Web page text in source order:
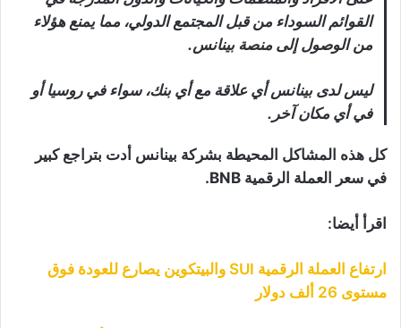
القوائم السوداء من قبل المجتمع الدولي، مما يمنع هؤلاء
من الوصول إلى منصة بينانس.
ليس لدى بينانس أي علاقة مع أي بنك، سواء في روسيا أو
في أي مكان آخر.
كل هذه المشاكل المحيطة بشركة بينانس أدت بتراجع كبير
في سعر العملة الرقمية BNB.
اقرأ أيضا:
ارتفاع العملة الرقمية SUI والبيتكوين يصارع للعودة فوق
مستوى 26 ألف دولار